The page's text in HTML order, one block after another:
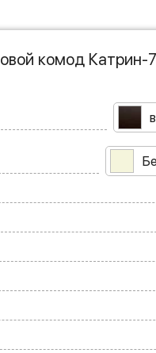
комод